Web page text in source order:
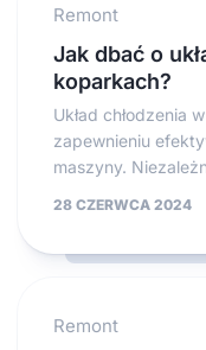
Remont
Jak dbać o
koparkach?
Układ chłodzenia
zapewnieniu
maszyny.
28 CZERWCA 2024
Remont